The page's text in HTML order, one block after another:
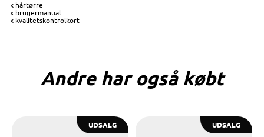
1 x hårtørre
1 x brugermanual
1 x kvalitetskontrolkort
Andre har også købt
UDSALG UDSALG